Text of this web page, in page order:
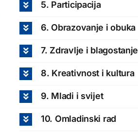
5. Participacija
6. Obrazovanje i obuka
7. Zdravlje i blagostanje
8. Kreativnost i kultura
9. Mladi i svijet
10. Omladinski rad